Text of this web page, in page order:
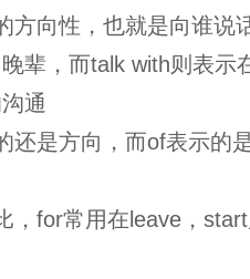
方向性，也就是向谁说
辈，而talk with则表示
通
还是方向，而of表示的
，for常用在leave，